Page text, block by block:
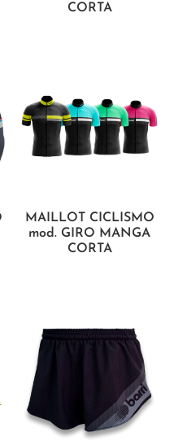
CORTA
MAILLOT CICLISMO
mod. GIRO MANGA
CORTA